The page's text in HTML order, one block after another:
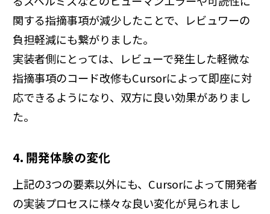
関する指摘事項が減少したことで、レビュワーの
負担軽減にも繋がりました。
実装者側にとっては、レビューで発生した軽微な
指摘事項のコード改修もCursorによって即座に対
応できるようになり、双方に良い効果がありまし
た。
4. 開発体験の変化
上記の3つの要素以外にも、Cursorによって開発者
の実装プロセスに様々な良い変化が見られまし